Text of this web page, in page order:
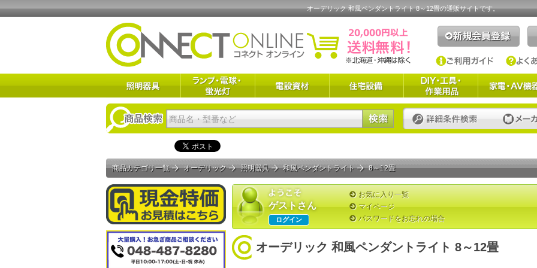
オーデリック 和風ペンダントライト 8～12畳の通販サイトです。
ゲストさん
お気に入り一覧
マイページ
ログイン パスワードをお忘れの場合
商品カテゴリ一覧 オーデリック 照明器具 和風ペンダントライト 8～12畳
オーデリック 和風ペンダントライト 8～12畳